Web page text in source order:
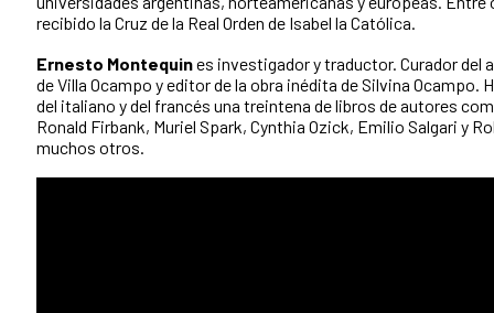
recibido la Cruz de la Real Orden de Isabel la Católica.
Ernesto Montequines investigador y traductor. Curador del
de Villa Ocampo y editor de la obra inédita de Silvina Ocampo.
del italiano y del francés una treintena de libros de autores
Ronald Firbank, Muriel Spark, Cynthia Ozick, Emilio Salgari y
muchos otros.